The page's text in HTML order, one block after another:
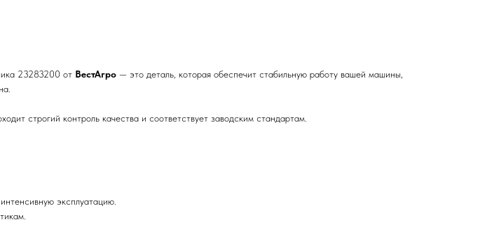
23283200 от ВестАгро — это деталь, которая обеспечит стабильную работу вашей машины,
строгий контроль качества и соответствует заводским стандартам.
эксплуатацию.